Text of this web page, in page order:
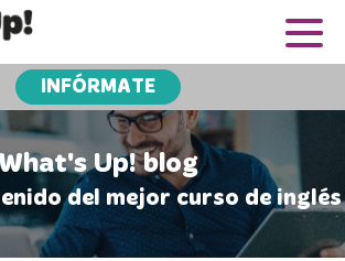
INFÓRMATE
Up! blog
del mejor curso de inglés